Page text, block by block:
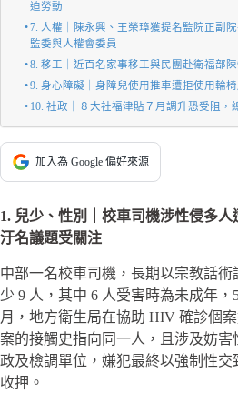
迫勞動
7. 人權｜陳永興、王榮璋獲提名監院正副
監委與人權會委員
8. 移工｜近百名家事移工與民團赴衛福部
9. 身心障礙｜身障兒使用推車遭拒使用輪
10. 社政｜８大社福津貼７月調升恐受阻，
加入為 Google 偏好來源
1. 兒少、性別｜校車司機涉性侵多
汙名議題受關注
中部一名校車司機，長期以宗教話
少 9 人，其中 6 人受害時為未成年
月，地方衛生局在協助 HIV 確診個
案的接觸史指向同一人，且涉及妨
政及檢調單位，嫌犯最終以強制性交
收押。